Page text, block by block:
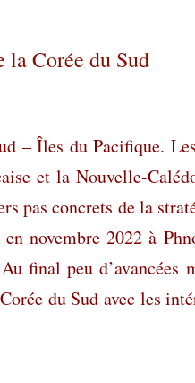
la Corée du Sud
– Îles du Pacifique.
et la Nouvelle-
pas concrets de la
novembre 2022 à
final peu d’avancées
du Sud avec les